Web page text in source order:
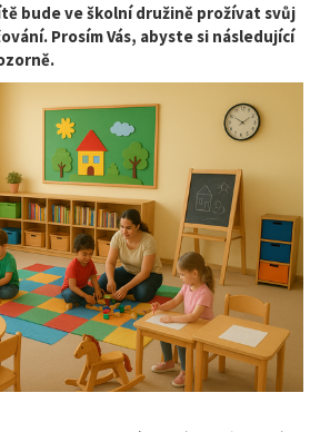
bude ve školní družině prožívat svůj
Prosím Vás, abyste si následující